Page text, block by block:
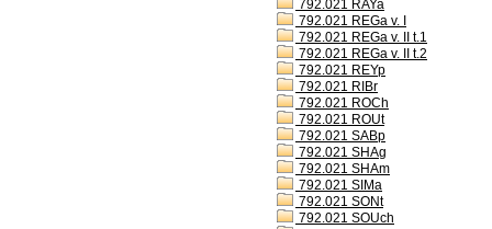
792.021 RAYa
792.021 REGa v. I
792.021 REGa v. II t.1
792.021 REGa v. II t.2
792.021 REYp
792.021 RIBr
792.021 ROCh
792.021 ROUt
792.021 SABp
792.021 SHAg
792.021 SHAm
792.021 SIMa
792.021 SONt
792.021 SOUch